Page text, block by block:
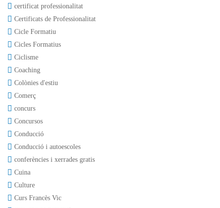
certificat professionalitat
Certificats de Professionalitat
Cicle Formatiu
Cicles Formatius
Ciclisme
Coaching
Colònies d'estiu
Comerç
concurs
Concursos
Conducció
Conducció i autoescoles
conferències i xerrades gratis
Cuina
Culture
Curs Francès Vic